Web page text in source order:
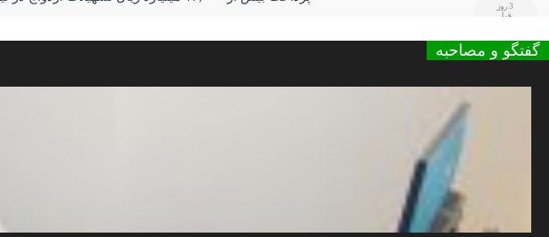
3 روز
قبل
گفتگو و مصاحبه